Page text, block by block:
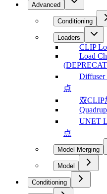
Advanced
Conditioning
Loaders
CLIP
Load
点
双CLIP
UNET
点
Model Merging
Model
Conditioning